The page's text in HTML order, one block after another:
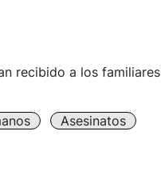
recibido a los familiares
Asesinatos